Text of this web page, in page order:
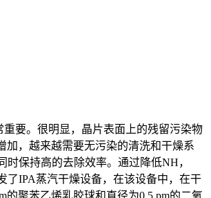
要。很明显，晶片表面上的残留污染物
加，越来越需要无污染的清洗和干燥系
保持高的去除效率。通过降低NH，
IPA蒸汽干燥设备，在该设备中，在干
聚苯乙烯乳胶球和直径为0.5 pm的二氧